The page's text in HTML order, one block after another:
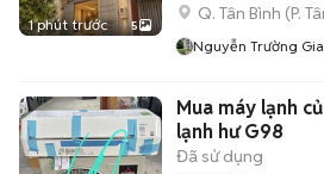
1 phút trước 5
Q. Tân Bình (P.
Nguyễn Trường
Mua máy lạnh
lạnh hư G98
Đã sử dụng